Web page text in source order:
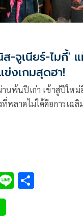
ส-จูเนียร์-ไมกี้'
จน 'ช่อง3' แข่งเกมสุดฮา!
านพ้นปีเก่า เข้าสู่ปีให
พลาดไม่ได้คือการเฉลิ
Li